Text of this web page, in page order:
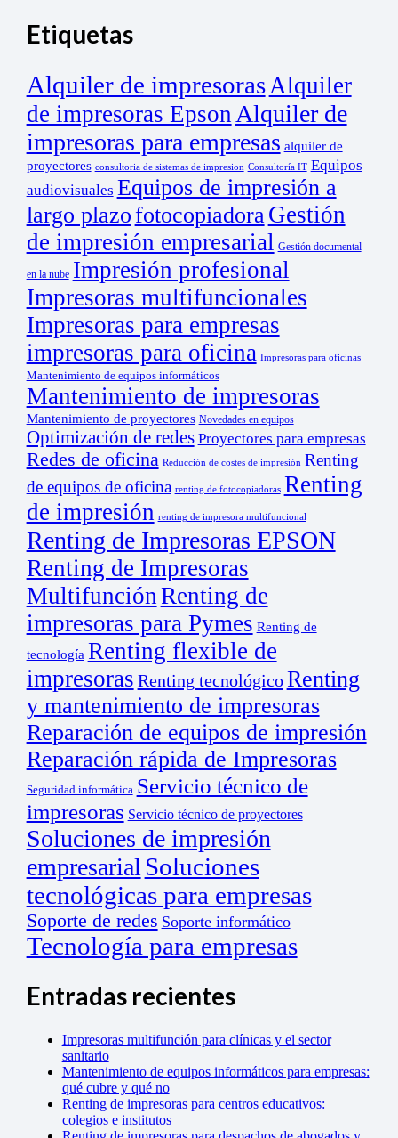
Etiquetas
Alquiler de impresorasAlquiler
de impresoras EpsonAlquiler de
impresoras para empresas alquiler de
proyectores consultoria de sistemas de impresion Consultoría IT Equipos
audiovisuales Equipos de impresión a
largo plazofotocopiadoraGestión
de impresión empresarial Gestión documental
en la nube Impresión profesional
Impresoras multifuncionales
Impresoras para empresas
impresoras para oficina Impresoras para oficinas
Mantenimiento de equipos informáticos
Mantenimiento de impresoras
Mantenimiento de proyectores Novedades en equipos
Optimización de redes Proyectores para empresas
Redes de oficina Reducción de costes de impresión Renting
de equipos de oficina renting de fotocopiadoras Renting
de impresión renting de impresora multifuncional
Renting de Impresoras EPSON
Renting de Impresoras
MultifunciónRenting de
impresoras para Pymes Renting de
tecnología Renting flexible de
impresoras Renting tecnológico Renting
y mantenimiento de impresoras
Reparación de equipos de impresión
Reparación rápida de Impresoras
Seguridad informática Servicio técnico de
impresoras Servicio técnico de proyectores
Soluciones de impresión
empresarial Soluciones
tecnológicas para empresas
Soporte de redes Soporte informático
Tecnología para empresas
Entradas recientes
Impresoras multifunción para clínicas y el sector
sanitario
Mantenimiento de equipos informáticos para empresas:
qué cubre y qué no
Renting de impresoras para centros educativos:
colegios e institutos